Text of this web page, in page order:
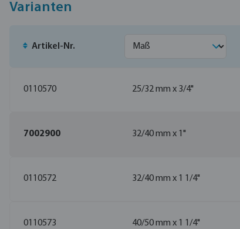
Varianten
Artikel-Nr.
0110570 25/32 mm x 3/4"
7002900 32/40 mm x 1"
0110572 32/40 mm x 1 1/4"
0110573 40/50 mm x 1 1/4"